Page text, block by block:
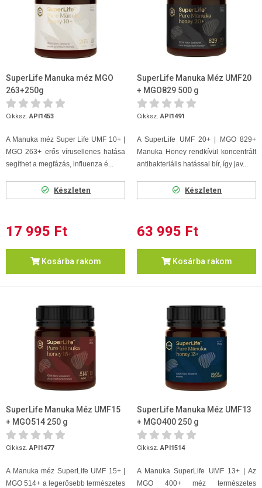
SuperLife Manuka méz MGO
263+250g
Cikksz.API1453
A Manuka méz Super Life UMF 10+ |
MGO 263+ erős vírusellenes hatása
segíthet a megfázás, influenza é...
Készleten
17 995 Ft
Kosárba rakom
SuperLife Manuka Méz UMF20
+ MGO829 500 g
Cikksz.API1491
A SuperLife UMF 20+ | MGO 829+
Manuka Honey rendkívül koncentrált
antibakteriális hatással bír, így jav...
Készleten
63 995 Ft
Kosárba rakom
SuperLife Manuka Méz UMF15
+ MGO514 250 g
Cikksz.API1477
A Manuka méz SuperLife UMF 15+ |
MGO 514+ a legerősebb természetes
SuperLife Manuka Méz UMF13
+ MGO400 250 g
Cikksz.API1514
A Manuka SuperLife UMF 13+ | Az
MGO 400+ méz természetes